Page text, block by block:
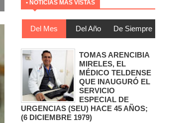
• NOTICIAS MÁS VISTAS
Del Mes Del Año De Siempre
TOMAS ARENCIBIA
MIRELES, EL
MÉDICO TELDENSE
QUE INAUGURÓ EL
SERVICIO
ESPECIAL DE
URGENCIAS (SEU) HACE 45 AÑOS;
(6 DICIEMBRE 1979)